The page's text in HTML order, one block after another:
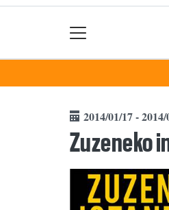
2014/01/17 - 2014/
Zuzeneko